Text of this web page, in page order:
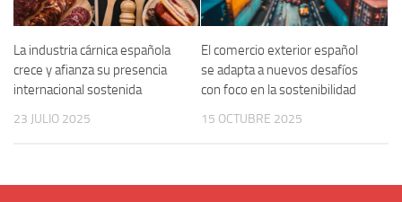
La industria cárnica española
crece y afianza su presencia
internacional sostenida
23 JULIO 2025
El comercio exterior español
se adapta a nuevos desafíos
con foco en la sostenibilidad
15 OCTUBRE 2025